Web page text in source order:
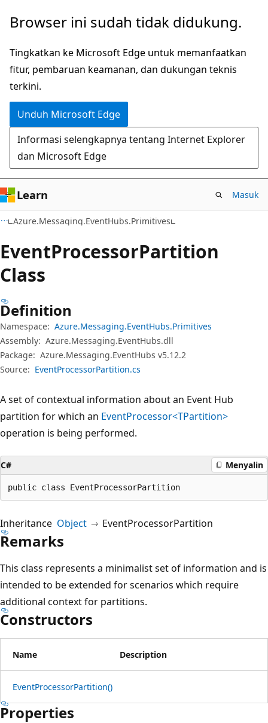
Lompati
konten
utama
Lewati
navigasi
dalam
halaman
Browser ini sudah tidak didukung.
Tingkatkan ke Microsoft Edge untuk memanfaatkan
fitur, pembaruan keamanan, dan dukungan teknis
terkini.
Unduh Microsoft Edge
Informasi selengkapnya tentang Internet Explorer
dan Microsoft Edge
Learn Masuk
Azure.Messaging.EventHubs.Primitives
EventProcessorPartition
Class
Definition
Namespace: Azure.Messaging.EventHubs.Primitives
Assembly: Azure.Messaging.EventHubs.dll
Package: Azure.Messaging.EventHubs v5.12.2
Source: EventProcessorPartition.cs
A set of contextual information about an Event Hub
partition for which an EventProcessor<TPartition>
operation is being performed.
C# Menyalin
public class EventProcessorPartition
Inheritance Object EventProcessorPartition
Remarks
This class represents a minimalist set of information and is
intended to be extended for scenarios which require
additional context for partitions.
Constructors
Name Description
EventProcessorPartition()
Properties